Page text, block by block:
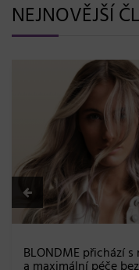
NEJNOVĚJŠÍ
BLONDME přichází